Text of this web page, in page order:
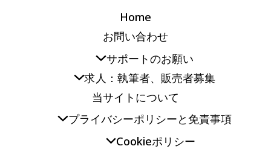
Home
お問い合わせ
サポートのお願い
求人：執筆者、販売者募集
当サイトについて
プライバシーポリシーと免責事項
Cookieポリシー